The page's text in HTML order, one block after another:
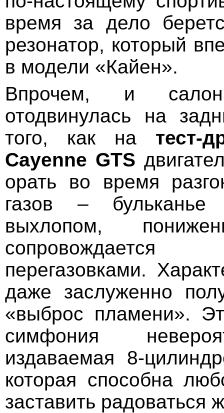
время за дело
резонатор, который
в модели «Кайен».
Впрочем, и
отодвинулась на
того, как на тест-
Cayenne GTS
орать во время
газов – бульканье
выхлопом,
перегазовками.
даже заслуженно
«выброс пламени».
симфония
издаваемая 8-
которая способна
заставить радоваться